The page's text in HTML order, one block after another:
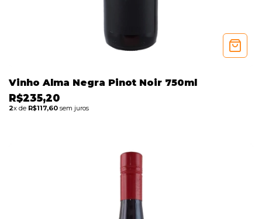
Vinho Alma Negra Pinot Noir 750ml
R$235,20
2x de R$117,60 sem juros